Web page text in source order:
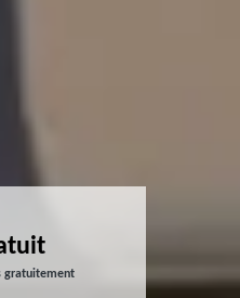
gratuitement